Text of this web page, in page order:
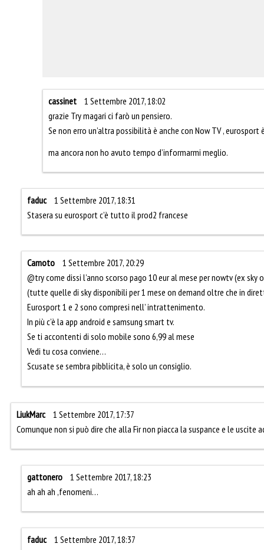
cassinet
1 Settembre 2017, 18:02
grazie Try magari ci farò un pensiero.
Se non erro un’altra possibilità è anche con Now TV ,
ma ancora non ho avuto tempo d’informarmi meglio.
faduc
1 Settembre 2017, 18:31
Stasera su eurosport c’è tutto il prod2 francese
Camoto
1 Settembre 2017, 20:29
@try come dissi l’anno scorso pago 10 eur al mese per nowtv (ex
(tutte quelle di sky disponibili per 1 mese on demand oltre che in
Eurosport 1 e 2 sono compresi nell’ intrattenimento.
In più c’è la app android e samsung smart tv.
Se ti accontenti di solo mobile sono 6,99 al mese
Vedi tu cosa conviene…
Scusate se sembra pibblicita, è solo un consiglio.
LiukMarc
1 Settembre 2017, 17:37
Comunque non si può dire che alla Fir non piacca la suspance e le
gattonero
1 Settembre 2017, 18:23
ah ah ah ,fenomeni…
faduc
1 Settembre 2017, 18:37